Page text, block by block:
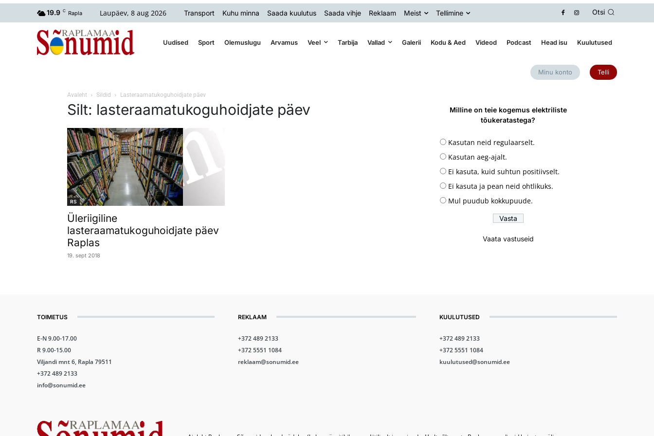
19.9 C Rapla Laupäev, 8 aug 2026 Transport Kuhu minna Saada kuulutus Saada vihje Reklaam Meist Tellimine Otsi
Uudised Sport Olemuslugu Arvamus Veel Tarbija Vallad Galerii Kodu & Aed Videod Podcast Head isu Kuulutused
Minu konto Telli
Avaleht Sildid Lasteraamatukoguhoidjate päev
Silt: lasteraamatukoguhoidjate päev
RS
Üleriigiline
lasteraamatukoguhoidjate päev
Raplas
19. sept 2018
Milline on teie kogemus elektriliste
tõukeratastega?
Kasutan neid regulaarselt.
Kasutan aeg-ajalt.
Ei kasuta, kuid suhtun positiivselt.
Ei kasuta ja pean neid ohtlikuks.
Mul puudub kokkupuude.
Vaata vastuseid
TOIMETUS
E-N 9.00-17.00
R 9.00-15.00
Viljandi mnt 6, Rapla 79511
+372 489 2133
info@sonumid.ee
REKLAAM
+372 489 2133
+372 5551 1084
reklaam@sonumid.ee
KUULUTUSED
+372 489 2133
+372 5551 1084
kuulutused@sonumid.ee